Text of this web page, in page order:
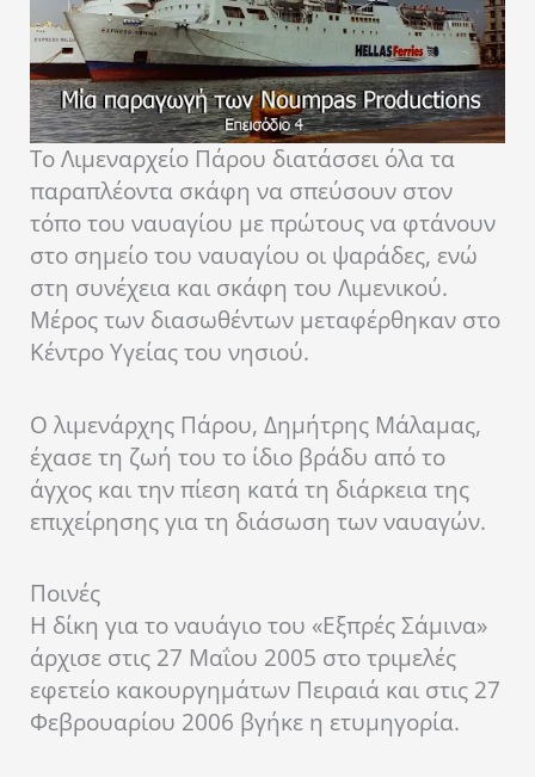
Το Λιμεναρχείο Πάρου διατάσσει όλα τα
παραπλέοντα σκάφη να σπεύσουν στον
τόπο του ναυαγίου με πρώτους να φτάνουν
στο σημείο του ναυαγίου οι ψαράδες, ενώ
στη συνέχεια και σκάφη του Λιμενικού.
Μέρος των διασωθέντων μεταφέρθηκαν στο
Κέντρο Υγείας του νησιού.
Ο λιμενάρχης Πάρου, Δημήτρης Μάλαμας,
έχασε τη ζωή του το ίδιο βράδυ από το
άγχος και την πίεση κατά τη διάρκεια της
επιχείρησης για τη διάσωση των ναυαγών.
Ποινές
Η δίκη για το ναυάγιο του «Εξπρές Σάμινα»
άρχισε στις 27 Μαΐου 2005 στο τριμελές
εφετείο κακουργημάτων Πειραιά και στις 27
Φεβρουαρίου 2006 βγήκε η ετυμηγορία.